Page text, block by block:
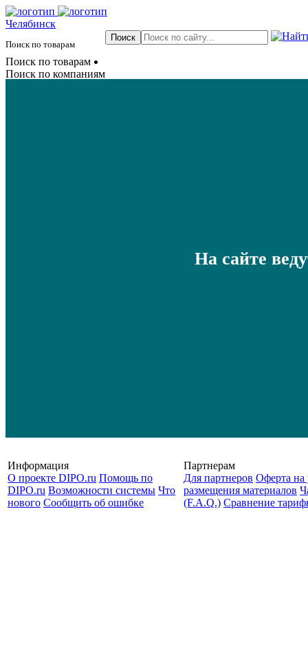
Челябинск
Поиск по товарам
Поиск по товарам
Поиск по компаниям
На сайте
Информация
О проекте DIPO.ru Помощь по
DIPO.ru Возможности системы Что
нового Сообщить об ошибке
Партнерам
Для партнеров Оферта на
размещения материалов
(F.A.Q.) Cравнение